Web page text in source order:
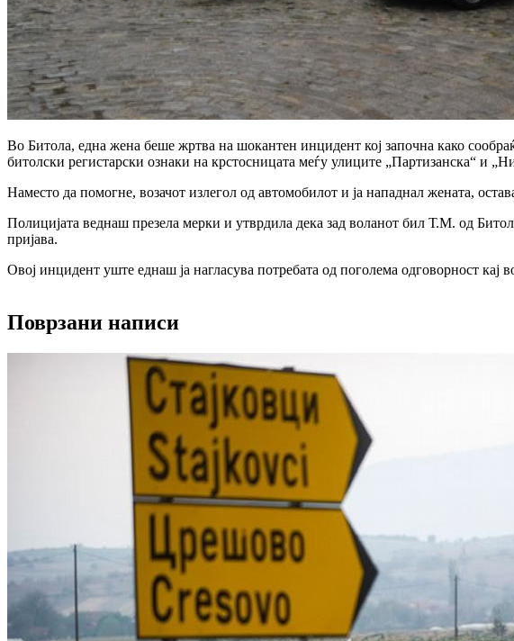
Во Битола, една жена беше жртва на шокантен инцидент кој започна како
битолски регистарски ознаки на крстосницата меѓу улиците „Партизанска“ и
Наместо да помогне, возачот излегол од автомобилот и ја нападнал жената,
Полицијата веднаш презела мерки и утврдила дека зад воланот бил Т.М. од
пријава.
Овој инцидент уште еднаш ја нагласува потребата од поголема одговорност кај
Поврзани написи